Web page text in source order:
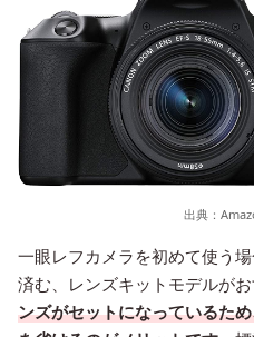
出典：
一眼レフカメラを初めて使う
済む、レンズキットモデルがお
ンズがセットになっているた